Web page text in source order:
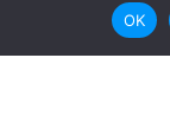
OK